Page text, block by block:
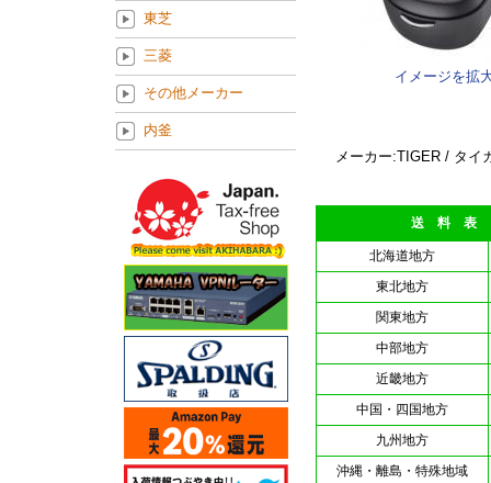
イメージを拡
メーカー:TIGER / タイ
送 料 表
北海道地方
東北地方
関東地方
中部地方
近畿地方
中国・四国地方
九州地方
沖縄・離島・特殊地域
東芝
三菱
その他メーカー
内釜